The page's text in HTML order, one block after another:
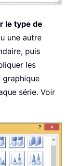
le type de
une autre
puis
les
graphique
série. Voir